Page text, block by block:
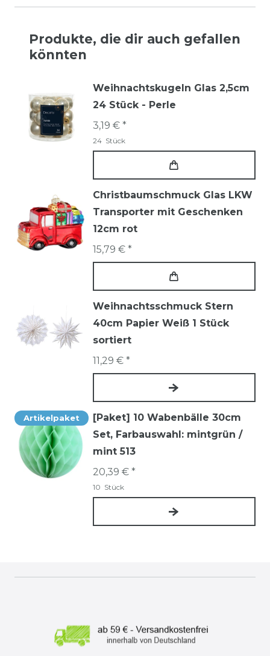
Produkte, die dir auch gefallen
könnten
Weihnachtskugeln Glas 2,5cm
24 Stück - Perle
3,19 € *
24 Stück
Christbaumschmuck Glas LKW
Transporter mit Geschenken
12cm rot
15,79 € *
Weihnachtsschmuck Stern
40cm Papier Weiß 1 Stück
sortiert
11,29 € *
Artikelpaket
[Paket] 10 Wabenbälle 30cm
Set, Farbauswahl: mintgrün /
mint 513
20,39 € *
10 Stück